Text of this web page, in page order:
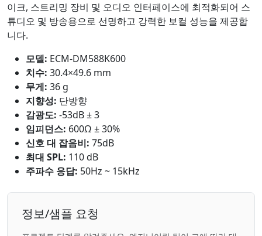
이크, 스트리밍 장비 및 오디오 인터페이스에 최적화되어 스
튜디오 및 방송용으로 선명하고 강력한 보컬 성능을 제공합
니다.
모델: ECM-DM588K600
치수: 30.4×49.6 mm
무게: 36 g
지향성: 단방향
감광도: -53dB ± 3
임피던스: 600Ω ± 30%
신호 대 잡음비: 75dB
최대 SPL: 110 dB
주파수 응답: 50Hz ~ 15kHz
정보/샘플 요청